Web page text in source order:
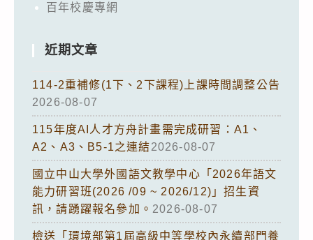
百年校慶專網
近期文章
114-2重補修(1下、2下課程)上課時間調整公告
2026-08-07
115年度AI人才方舟計畫需完成研習：A1、
A2、A3、B5-1之連結2026-08-07
國立中山大學外國語文教學中心「2026年語文
能力研習班(2026 /09 ~ 2026/12)」招生資
訊，請踴躍報名參加。 2026-08-07
檢送「環境部第1屆高級中等學校內永續部門養